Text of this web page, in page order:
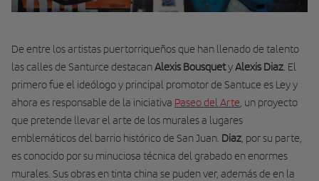
De entre los artistas puertorriqueños que han llenado de talento
las calles de Santurce destacanAlexis BousquetyAlexis Diaz . El
primero fue el ideólogo y principal promotor de Santuce es Ley y
ahora es responsable de la iniciativa Paseo del Arte , un proyecto
que pretende llevar el arte de los murales a lugares
emblemáticos del barrio histórico de San Juan. Diaz , por su parte,
es conocido por su minuciosa técnica del grabado en enormes
murales. Sus obras en tinta china se puden ver, además de en la